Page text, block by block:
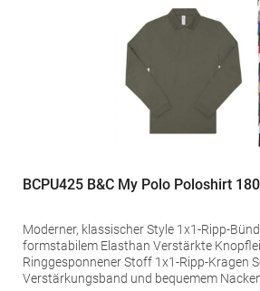
BCPU425 B&C My Polo Poloshirt
Moderner, klassischer Style 1x1-Ripp-Bündchen mit
formstabilem Elasthan Verstärkte Knopfleiste mit 2 Knöpfen
Ringgesponnener Stoff 1x1-Ripp-Kragen Schulternaht mit
Verstärkungsband und bequemem Nackenband